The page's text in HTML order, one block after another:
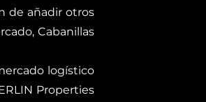
de añadir otros
Cabanillas
logístico
Properties